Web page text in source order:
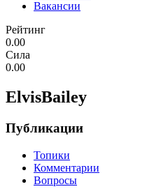
Вакансии
Рейтинг
0.00
Сила
0.00
ElvisBailey
Публикации
Топики
Комментарии
Вопросы